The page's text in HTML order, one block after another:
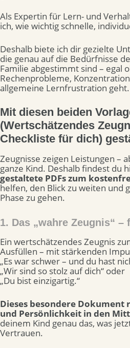
Als Expertin für Lern- und
ich, wie wichtig schnelle,
Deshalb biete ich dir gezielte
die genau auf die Bedürfnisse
Familie abgestimmt sind – egal
Rechenprobleme,
allgemeine Lernfrustration geht.
Mit diesen beiden
(Wertschätzendes
Checkliste für dich)
Zeugnisse zeigen Leistungen –
ganze Kind. Deshalb findest du
gestaltete PDFs zum
helfen, den Blick zu weiten und
Phase zu gehen.
1. Das „wahre Zeugnis“ –
Ein wertschätzendes Zeugnis
Ausfüllen – mit stärkenden
„Es war schwer – und du hast
„Wir sind so stolz auf dich“ oder
„Du bist einzigartig.“
Dieses besondere
und Persönlichkeit in den
deinem Kind genau das, was
Vertrauen.